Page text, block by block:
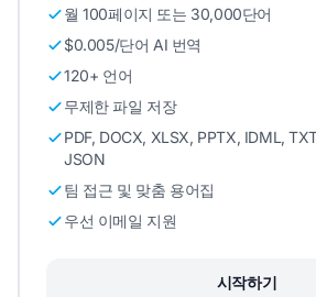
월 100페이지 또는 30,000단어
$0.005/단어 AI 번역
120+ 언어
무제한 파일 저장
PDF, DOCX, XLSX, PPTX, IDML,
JSON
팀 접근 및 맞춤 용어집
우선 이메일 지원
시작하기